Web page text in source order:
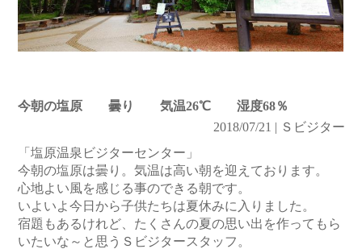
今朝の塩原 曇り 気温26℃ 湿度68％
2018/07/21 | Ｓビジター
「塩原温泉ビジターセンター」
今朝の塩原は曇り。気温は高い朝を迎えております。
心地よい風を感じる事のできる朝です。
いよいよ今日から子供たちは夏休みに入りました。
宿題もあるけれど、たくさんの夏の思い出を作ってもら
いたいな～と思うＳビジタースタッフ。